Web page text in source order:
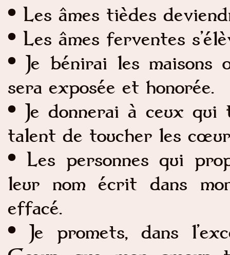
• Les âmes tièdes
• Les âmes ferventes
• Je bénirai les maisons
sera exposée et honorée.
• Je donnerai à ceux
talent de toucher les
• Les personnes qui
leur nom écrit dans
effacé.
• Je promets, dans